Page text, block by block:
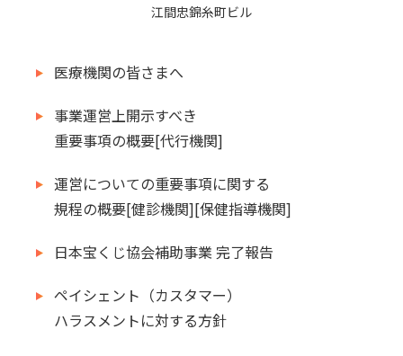
江間忠錦糸町ビル
医療機関の皆さまへ
事業運営上開示すべき
重要事項の概要[代行機関]
運営についての重要事項に関する
規程の概要[健診機関][保健指導機関]
日本宝くじ協会補助事業 完了報告
ペイシェント（カスタマー）
ハラスメントに対する方針